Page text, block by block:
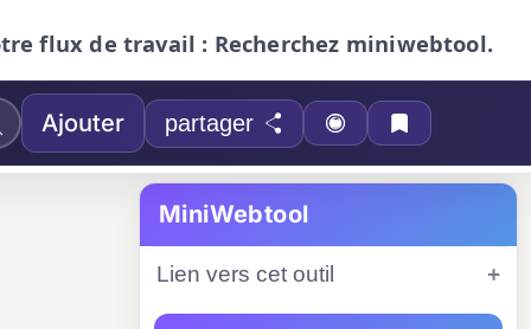
flux de travail : Recherchez miniwebtool.
Ajouter partager
MiniWebtool
Lien vers cet outil